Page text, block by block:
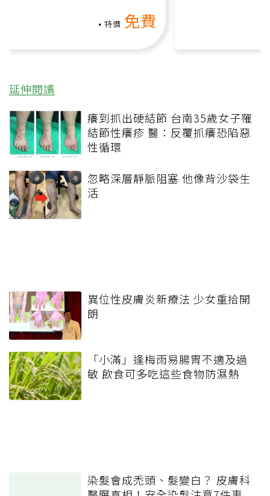
特價 免費
延伸閱讀
癢到抓出硬結節 台南35歲女子罹
結節性癢疹 醫：反覆抓癢恐陷惡
性循環
忽略深層靜脈阻塞 他像背沙袋生
活
異位性皮膚炎新療法 少女重拾開
朗
「小滿」逢梅雨易腸胃不適及過
敏 飲食可多吃這些食物防濕熱
染髮會成禿頭、髮變白？ 皮膚科